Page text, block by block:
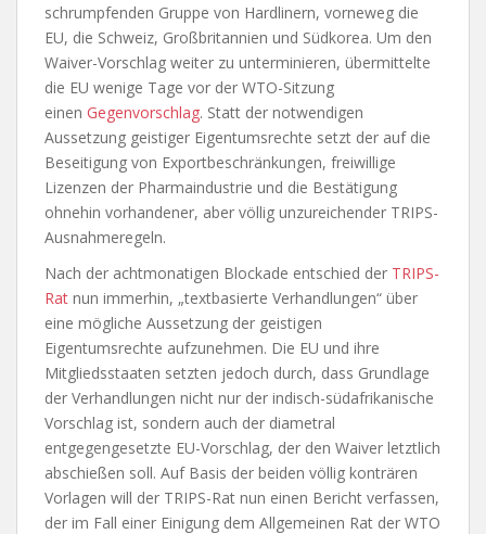
schrumpfenden Gruppe von Hardlinern, vorneweg die
EU, die Schweiz, Großbritannien und Südkorea. Um den
Waiver-Vorschlag weiter zu unterminieren, übermittelte
die EU wenige Tage vor der WTO-Sitzung
einen Gegenvorschlag. Statt der notwendigen
Aussetzung geistiger Eigentumsrechte setzt der auf die
Beseitigung von Exportbeschränkungen, freiwillige
Lizenzen der Pharmaindustrie und die Bestätigung
ohnehin vorhandener, aber völlig unzureichender TRIPS-
Ausnahmeregeln.
Nach der achtmonatigen Blockade entschied der TRIPS-
Rat nun immerhin, „textbasierte Verhandlungen“ über
eine mögliche Aussetzung der geistigen
Eigentumsrechte aufzunehmen. Die EU und ihre
Mitgliedsstaaten setzten jedoch durch, dass Grundlage
der Verhandlungen nicht nur der indisch-südafrikanische
Vorschlag ist, sondern auch der diametral
entgegengesetzte EU-Vorschlag, der den Waiver letztlich
abschießen soll. Auf Basis der beiden völlig konträren
Vorlagen will der TRIPS-Rat nun einen Bericht verfassen,
der im Fall einer Einigung dem Allgemeinen Rat der WTO